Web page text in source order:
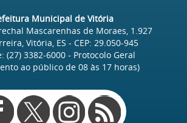
Municipal de Vitória
Mascarenhas de Moraes, 1.927
Vitória, ES - CEP: 29.050-945
(27) 3382-6000 - Protocolo Geral
ao público de 08às 17horas)